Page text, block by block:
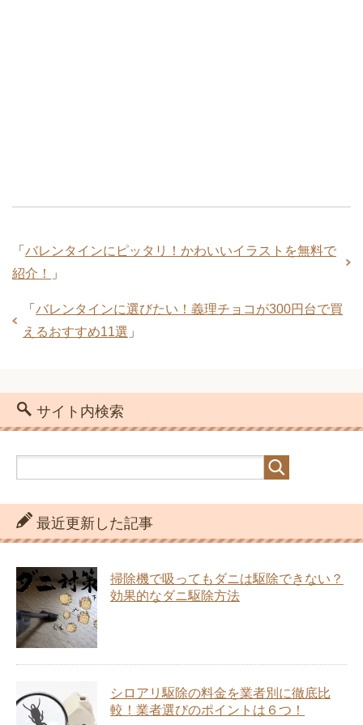
「 バレンタインにピッタリ！かわいいイラストを無料で
紹介！
」
「 バレンタインに選びたい！義理チョコが300円台で買
えるおすすめ11選 」
サイト内検索
最近更新した記事
掃除機で吸ってもダニは駆除できない？
効果的なダニ駆除方法
シロアリ駆除の料金を業者別に徹底比
較！業者選びのポイントは６つ！